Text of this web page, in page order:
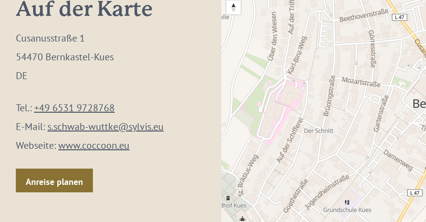
Auf der Karte
Cusanusstraße 1
54470 Bernkastel-Kues
DE
Tel.:+49 6531 9728768
E-Mail: s.schwab-wuttke@sylvis.eu
Webseite:www.coccoon.eu
Anreise planen